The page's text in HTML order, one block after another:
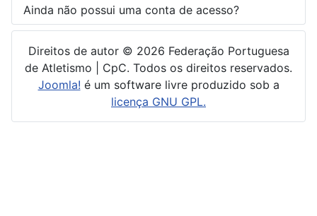
Ainda não possui uma conta de acesso?
Direitos de autor © 2026 Federação Portuguesa
de Atletismo | CpC. Todos os direitos reservados.
Joomla! é um software livre produzido sob a
licença GNU GPL.